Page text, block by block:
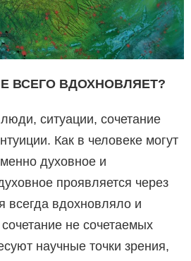
ВСЕГО ВДОХНОВЛЯЕТ?
ситуации, сочетание
Как в человеке могут
духовное и
проявляется через
всегда вдохновляло и
не сочетаемых
научные точки зрения,